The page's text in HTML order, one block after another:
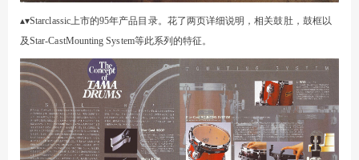
▴▾Starclassic上市的95年产品目录。花了两页详细说明，相关鼓肚，鼓框以
及Star-CastMounting System等此系列的特征。